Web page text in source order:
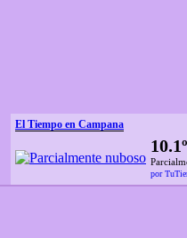
El Tiempo en Campana
por